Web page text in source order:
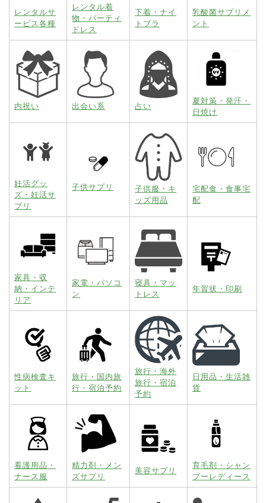
レンタルサ
ービス各種
レンタル着
物・パーティ
ドレス
下着・ナイ
トブラ
乳酸菌サプリメ
ント
内祝い 出会い系 占い
夏対策・発汗・
日焼け
妊活グッ
ズ・妊活サ
プリ
子供サプリ
子供服・キ
ッズ用品
宅配食・食事宅
配
家具・収
納・インテ
リア
家電・パソコ
ン
寝具・マッ
トレス
年賀状・印刷
性病検査キ
ット
旅行・国内旅
行・宿泊予約
旅行・海外
旅行・宿泊
予約
日用品・生活雑
貨
看護用品・
ナース服
精力剤・メン
ズサプリ
美容サプリ
育毛剤・シャン
プーレディース